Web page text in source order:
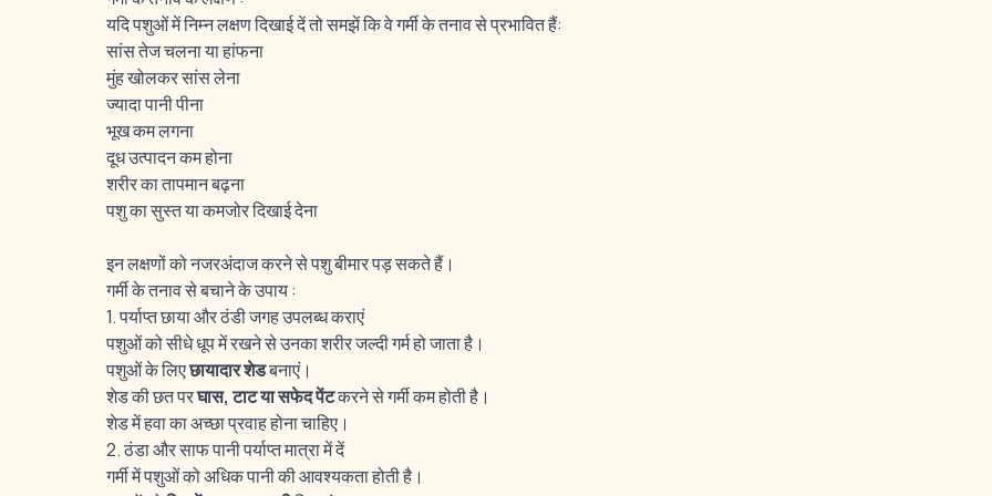
यदि पशुओं में निम्न लक्षण दिखाई दें तो समझें कि वे गर्मी के तनाव से प्रभावित हैं:
सांस तेज चलना या हांफना
मुंह खोलकर सांस लेना
ज्यादा पानी पीना
भूख कम लगना
दूध उत्पादन कम होना
शरीर का तापमान बढ़ना
पशु का सुस्त या कमजोर दिखाई देना
इन लक्षणों को नजरअंदाज करने से पशु बीमार पड़ सकते हैं।
गर्मी के तनाव से बचाने के उपाय :
1. पर्याप्त छाया और ठंडी जगह उपलब्ध कराएं
पशुओं को सीधे धूप में रखने से उनका शरीर जल्दी गर्म हो जाता है।
पशुओं के लिएछायादार शेडबनाएं।
शेड की छत परघास, टाट या सफेद पेंटकरने से गर्मी कम होती है।
शेड में हवा का अच्छा प्रवाह होना चाहिए।
2. ठंडा और साफ पानी पर्याप्त मात्रा में दें
गर्मी में पशुओं को अधिक पानी की आवश्यकता होती है।